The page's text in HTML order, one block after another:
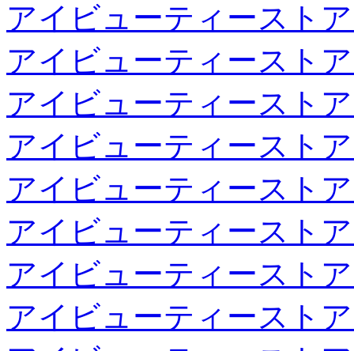
アイビューティースト
アイビューティースト
アイビューティースト
アイビューティースト
アイビューティースト
アイビューティースト
アイビューティースト
アイビューティースト